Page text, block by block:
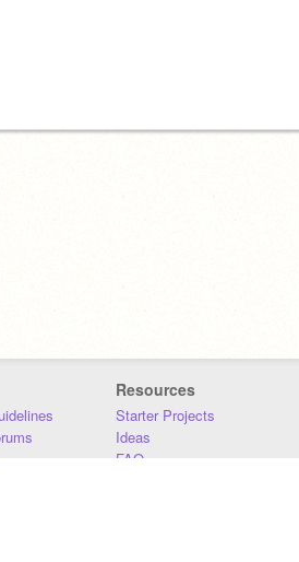
Resources
Starter Projects
Ideas
FAQ